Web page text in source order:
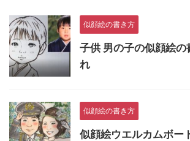
似顔絵の書き方
子供 男の子の似顔絵の
れ
似顔絵の書き方
似顔絵ウエルカムボー